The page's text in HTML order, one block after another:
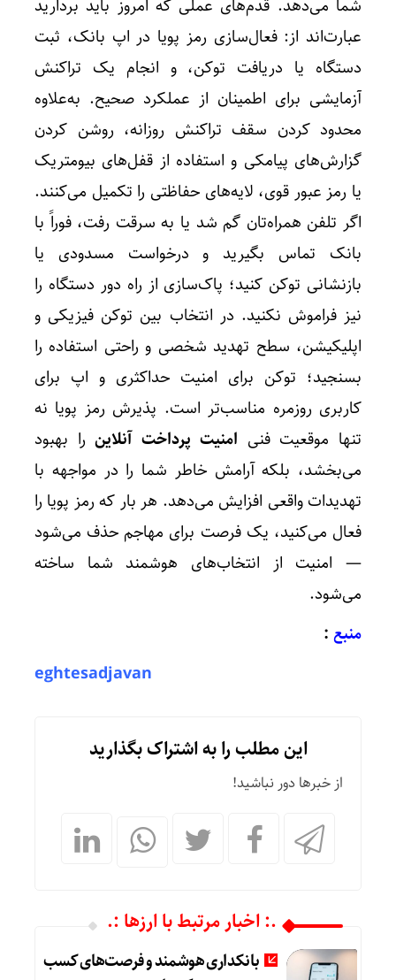
شما می‌دهد. قدم‌های عملی که امروز باید بردارید
عبارت‌اند از: فعال‌سازی رمز پویا در اپ بانک، ثبت
دستگاه یا دریافت توکن، و انجام یک تراکنش
آزمایشی برای اطمینان از عملکرد صحیح. به‌علاوه
محدود کردن سقف تراکنش روزانه، روشن کردن
گزارش‌های پیامکی و استفاده از قفل‌های بیومتریک
یا رمز عبور قوی، لایه‌های حفاظتی را تکمیل می‌کنند.
اگر تلفن همراه‌تان گم شد یا به سرقت رفت، فوراً با
بانک تماس بگیرید و درخواست مسدودی یا
بازنشانی توکن کنید؛ پاک‌سازی از راه دور دستگاه را
نیز فراموش نکنید. در انتخاب بین توکن فیزیکی و
اپلیکیشن، سطح تهدید شخصی و راحتی استفاده را
بسنجید؛ توکن برای امنیت حداکثری و اپ برای
کاربری روزمره مناسب‌تر است. پذیرش رمز پویا نه
تنها موقعیت فنی امنیت پرداخت آنلاینرا بهبود
می‌بخشد، بلکه آرامش خاطر شما را در مواجهه با
تهدیدات واقعی افزایش می‌دهد. هر بار که رمز پویا را
فعال می‌کنید، یک فرصت برای مهاجم حذف می‌شود
— امنیت از انتخاب‌های هوشمند شما ساخته
می‌شود.
منبع :
eghtesadjavan
این مطلب را به اشتراک بگذارید
از خبرها دور نباشید!
.: اخبار مرتبط با ارزها :.
بانکداری هوشمند و فرصت‌های کسب